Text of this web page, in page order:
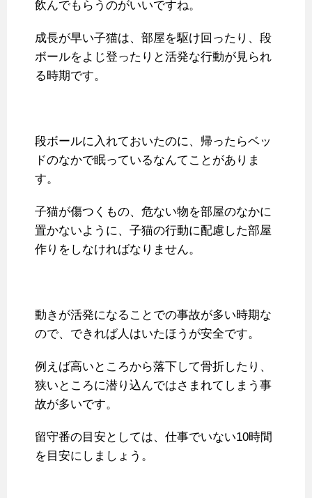
飲んでもらうのがいいですね。
成長が早い子猫は、部屋を駆け回ったり、段
ボールをよじ登ったりと活発な行動が見られ
る時期です。
段ボールに入れておいたのに、帰ったらベッ
ドのなかで眠っているなんてことがありま
す。
子猫が傷つくもの、危ない物を部屋のなかに
置かないように、子猫の行動に配慮した部屋
作りをしなければなりません。
動きが活発になることでの事故が多い時期な
ので、できれば人はいたほうが安全です。
例えば高いところから落下して骨折したり、
狭いところに潜り込んではさまれてしまう事
故が多いです。
留守番の目安としては、仕事でいない10時間
を目安にしましょう。